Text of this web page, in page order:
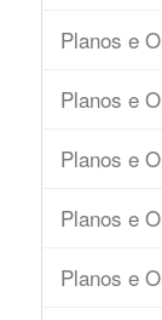
Planos e
Planos e
Planos e
Planos e
Planos e